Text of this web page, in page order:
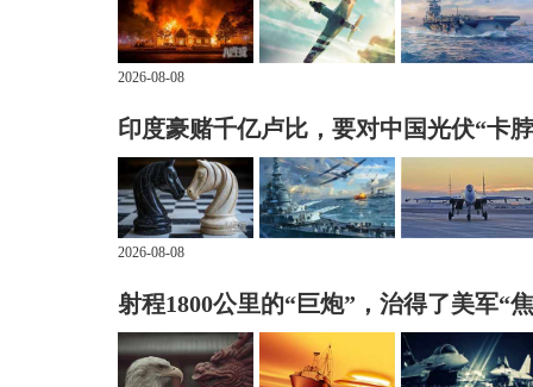
2026-08-08
印度豪赌千亿卢比，要对中国光伏“卡
2026-08-08
射程1800公里的“巨炮”，治得了美军“